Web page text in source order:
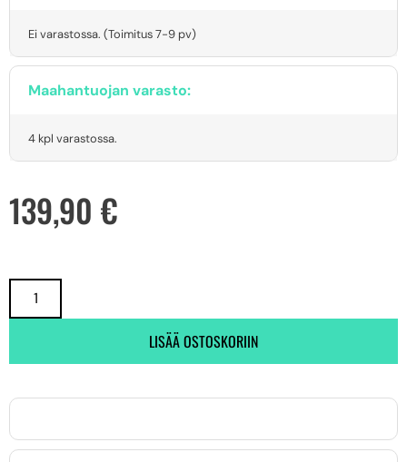
Ei varastossa. (Toimitus 7-9 pv)
Maahantuojan varasto:
4 kpl varastossa.
139,90 €
LISÄÄ OSTOSKORIIN